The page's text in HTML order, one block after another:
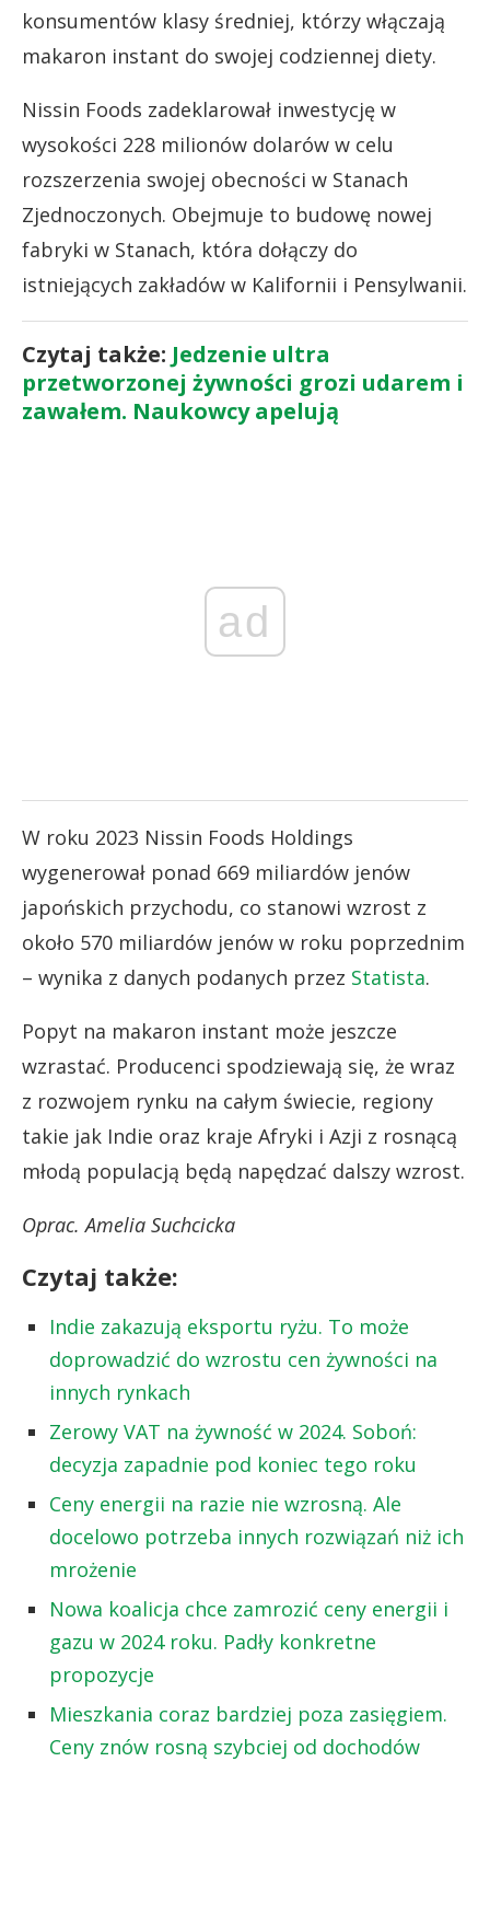
konsumentów klasy średniej, którzy włączają
makaron instant do swojej codziennej diety.
Nissin Foods zadeklarował inwestycję w
wysokości 228 milionów dolarów w celu
rozszerzenia swojej obecności w Stanach
Zjednoczonych. Obejmuje to budowę nowej
fabryki w Stanach, która dołączy do
istniejących zakładów w Kalifornii i Pensylwanii.
Czytaj także: Jedzenie ultra
przetworzonej żywności grozi udarem i
zawałem. Naukowcy apelują
ad
W roku 2023 Nissin Foods Holdings
wygenerował ponad 669 miliardów jenów
japońskich przychodu, co stanowi wzrost z
około 570 miliardów jenów w roku poprzednim
– wynika z danych podanych przez Statista.
Popyt na makaron instant może jeszcze
wzrastać. Producenci spodziewają się, że wraz
z rozwojem rynku na całym świecie, regiony
takie jak Indie oraz kraje Afryki i Azji z rosnącą
młodą populacją będą napędzać dalszy wzrost.
Oprac. Amelia Suchcicka
Czytaj także:
Indie zakazują eksportu ryżu. To może
doprowadzić do wzrostu cen żywności na
innych rynkach
Zerowy VAT na żywność w 2024. Soboń:
decyzja zapadnie pod koniec tego roku
Ceny energii na razie nie wzrosną. Ale
docelowo potrzeba innych rozwiązań niż ich
mrożenie
Nowa koalicja chce zamrozić ceny energii i
gazu w 2024 roku. Padły konkretne
propozycje
Mieszkania coraz bardziej poza zasięgiem.
Ceny znów rosną szybciej od dochodów